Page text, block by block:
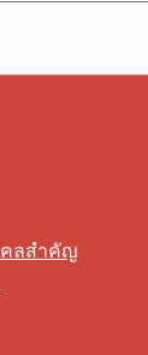
ลสำคัญ